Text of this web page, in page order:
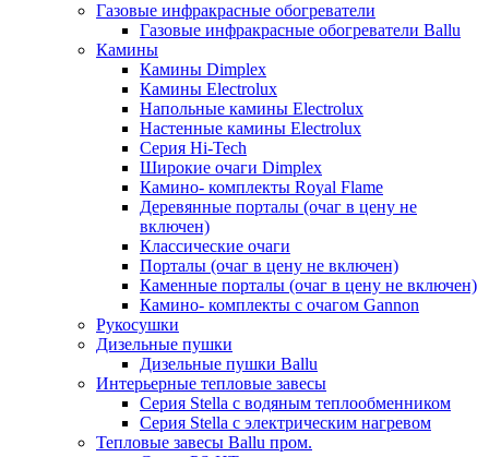
Газовые инфракрасные обогреватели
Газовые инфракрасные обогреватели Ballu
Камины
Камины Dimplex
Камины Electrolux
Напольные камины Electrolux
Настенные камины Electrolux
Серия Hi-Tech
Широкие очаги Dimplex
Камино- комплекты Royal Flame
Деревянные порталы (очаг в цену не
включен)
Классические очаги
Порталы (очаг в цену не включен)
Каменные порталы (очаг в цену не включен)
Камино- комплекты с очагом Gannon
Рукосушки
Дизельные пушки
Дизельные пушки Ballu
Интерьерные тепловые завесы
Серия Stella с водяным теплообменником
Серия Stella с электрическим нагревом
Тепловые завесы Ballu пром.